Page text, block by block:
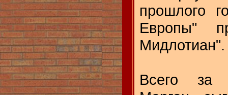
прошлого
Европы"
Мидлотиан".
Всего за